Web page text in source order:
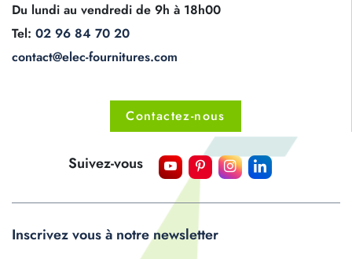
Du lundi au vendredi de 9h à 18h00
Tel: 02 96 84 70 20
contact@elec-fournitures.com
Contactez-nous
Suivez-vous
Inscrivez vous à notre newsletter